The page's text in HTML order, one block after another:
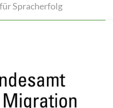
Spracherfolg